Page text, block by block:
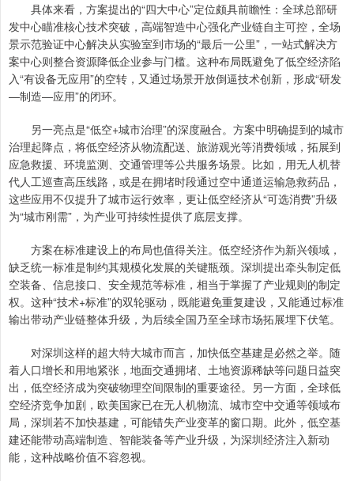
具体来看，方案提出的“四大中心”定位颇具前瞻性：全球总部研
发中心瞄准核心技术突破，高端智造中心强化产业链自主可控，全场
景示范验证中心解决从实验室到市场的“最后一公里”，一站式解决方
案中心则整合资源降低企业参与门槛。这种布局既避免了低空经济陷
入“有设备无应用”的空转，又通过场景开放倒逼技术创新，形成“研发
—制造—应用”的闭环。
另一亮点是“低空+城市治理”的深度融合。方案中明确提到的城市
治理起降点，将低空经济从物流配送、旅游观光等消费领域，拓展到
应急救援、环境监测、交通管理等公共服务场景。比如，用无人机替
代人工巡查高压线路，或是在拥堵时段通过空中通道运输急救药品，
这些应用不仅提升了城市运行效率，更让低空经济从“可选消费”升级
为“城市刚需”，为产业可持续性提供了底层支撑。
方案在标准建设上的布局也值得关注。低空经济作为新兴领域，
缺乏统一标准是制约其规模化发展的关键瓶颈。深圳提出牵头制定低
空装备、信息接口、安全规范等标准，相当于掌握了产业规则的制定
权。这种“技术+标准”的双轮驱动，既能避免重复建设，又能通过标准
输出带动产业链整体升级，为后续全国乃至全球市场拓展埋下伏笔。
对深圳这样的超大特大城市而言，加快低空基建是必然之举。随
着人口增长和用地紧张，地面交通拥堵、土地资源稀缺等问题日益突
出，低空经济成为突破物理空间限制的重要途径。另一方面，全球低
空经济竞争加剧，欧美国家已在无人机物流、城市空中交通等领域布
局，深圳若不加快基建，可能错失产业变革的窗口期。此外，低空基
建还能带动高端制造、智能装备等产业升级，为深圳经济注入新动
能，这种战略价值不容忽视。